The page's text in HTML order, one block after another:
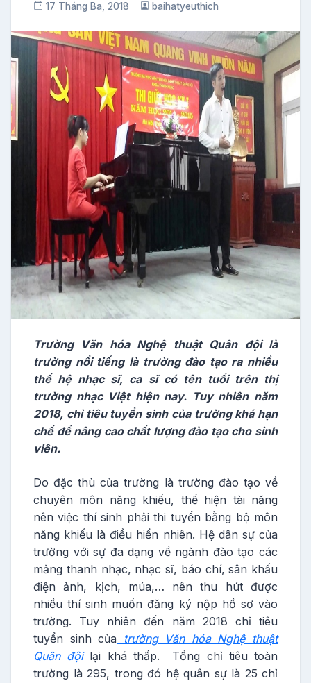
17 Tháng Ba, 2018 baihatyeuthich
Trường Văn hóa Nghệ thuật Quân đội là
trường nổi tiếng là trường đào tạo ra nhiều
thế hệ nhạc sĩ, ca sĩ có tên tuổi trên thị
trường nhạc Việt hiện nay. Tuy nhiên năm
2018, chỉ tiêu tuyển sinh của trường khá hạn
chế để nâng cao chất lượng đào tạo cho sinh
viên.
Do đặc thù của trường là trường đào tạo về
chuyên môn năng khiếu, thể hiện tài năng
nên việc thí sinh phải thi tuyển bằng bộ môn
năng khiếu là điều hiển nhiên. Hệ dân sự của
trường với sự đa dạng về ngành đào tạo các
mảng thanh nhạc, nhạc sĩ, báo chí, sân khấu
điện ảnh, kịch, múa,… nên thu hút được
nhiều thí sinh muốn đăng ký nộp hồ sơ vào
trường. Tuy nhiên đến năm 2018 chỉ tiêu
tuyển sinh của trường Văn hóa Nghệ thuật
Quân độilại khá thấp. Tổng chỉ tiêu toàn
trường là 295, trong đó hệ quân sự là 25 chỉ